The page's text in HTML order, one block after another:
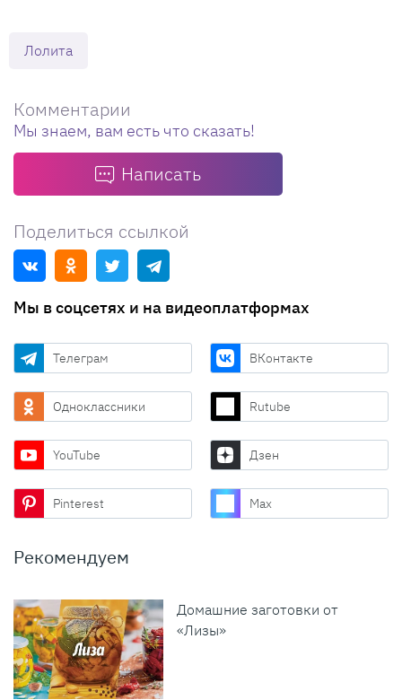
Лолита
Комментарии
Мы знаем, вам есть что сказать!
Написать
Поделиться ссылкой
Мы в соцсетях и на видеоплатформах
Телеграм ВКонтакте
Одноклассники Rutube
YouTube Дзен
Pinterest Max
Рекомендуем
Домашние заготовки от
«Лизы»